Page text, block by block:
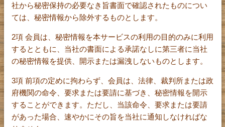
社から秘密保持の必要なき旨書面で確認されたものについ
ては、秘密情報から除外するものとします。
2項 会員は、秘密情報を本サービスの利用の目的のみに利用
するとともに、当社の書面による承諾なしに第三者に当社
の秘密情報を提供、開示または漏洩しないものとします。
3項 前項の定めに拘わらず、会員は、法律、裁判所または政
府機関の命令、要求または要請に基づき、秘密情報を開示
することができます。ただし、当該命令、要求または要請
があった場合、速やかにその旨を当社に通知しなければな